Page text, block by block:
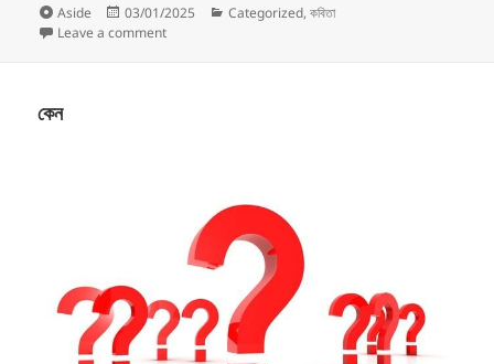
e d l re
Format
Aside
Posted
on
03/01/2025 Categories
Categorized,কবিতা
Leave a commenton বাঁচার ইচ্ছে
কেন